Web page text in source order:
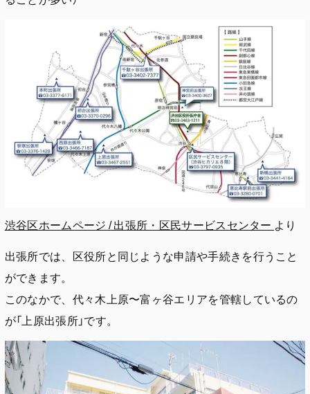
渋谷区ホームページ / 出張所・区民サービスセンター より
出張所では、区役所と同じような申請や手続きを行うこと
ができます。
このなかで、代々木上原〜富ヶ谷エリアを管轄しているの
が「上原出張所」です。